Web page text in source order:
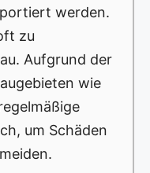
werden.
zu
Aufgrund der
wie
um Schäden